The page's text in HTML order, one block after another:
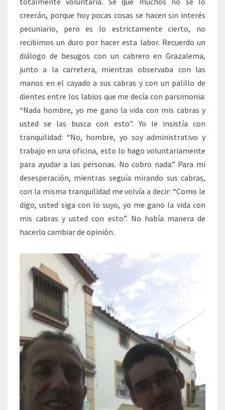
creerán, porque hoy pocas cosas se hacen sin interés
pecuniario, pero es lo estrictamente cierto, no
recibimos un duro por hacer esta labor. Recuerdo un
diálogo de besugos con un cabrero en Grazalema,
junto a la carretera, mientras observaba con las
manos en el cayado a sus cabras y con un palillo de
dientes entre los labios que me decía con parsimonia:
“Nada hombre, yo me gano la vida con mis cabras y
usted se las busca con esto”. Yo le insistía con
tranquilidad: “No, hombre, yo soy administrativo y
trabajo en una oficina, esto lo hago voluntariamente
para ayudar a las personas. No cobro nada.” Para mi
desesperación, mientras seguía mirando sus cabras,
con la misma tranquilidad me volvía a decir: “Como le
digo, usted siga con lo suyo, yo me gano la vida con
mis cabras y usted con esto”. No había manera de
hacerlo cambiar de opinión.